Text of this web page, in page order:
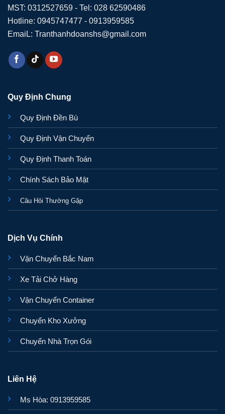
MST: 0312527659 - Tel: 028 62590486
Hotline: 0945747477 - 0913959585
EmaiL: Tranthanhdoanshs@gmail.com
Quy Định Chung
Quy Định Đền Bù
Quy Định Vận Chuyển
Quy Định Thanh Toán
Chính Sách Bảo Mật
Câu Hỏi Thường Gặp
Dịch Vụ Chính
Vận Chuyển Bắc Nam
Xe Tải Chở Hàng
Vận Chuyển Container
Chuyển Kho Xưởng
Chuyển Nhà Trọn Gói
Liên Hệ
Ms Hòa: 0913959585